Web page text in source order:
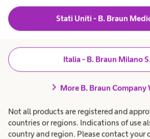
Stati Uniti - B. Braun
Italia - B. Braun Milano
chevron_right More B. Braun Company
Not all products are registered and
countries or regions. Indications of use
country and region. Please contact your
La qualità
quotidiana